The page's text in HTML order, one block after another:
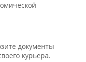
документы
курьера.